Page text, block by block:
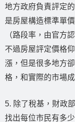
地方政府負責評定
是房屋構造標準單
（路段率，由官方
不過房屋評定價格
漲，但是很多地方
格，和實際的市場
5. 除了稅基，財政
找出每位市民有多